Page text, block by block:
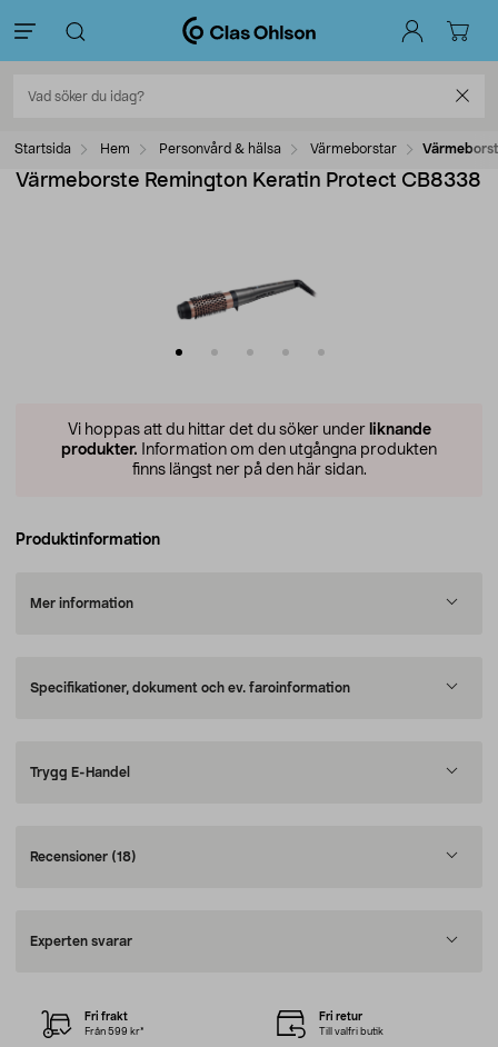
Startsida Hem Personvård & hälsa Värmeborstar
Värmeborste Remington Keratin Protect CB8338
Vi hoppas att du hittar det du söker under liknande
produkter. Information om den utgångna produkten
finns längst ner på den här sidan.
Produktinformation
Mer information
Specifikationer, dokument och ev. faroinformation
Trygg E-Handel
Recensioner (18)
Experten svarar
Fri frakt
Från 599 kr*
Fri retur
Till valfri butik